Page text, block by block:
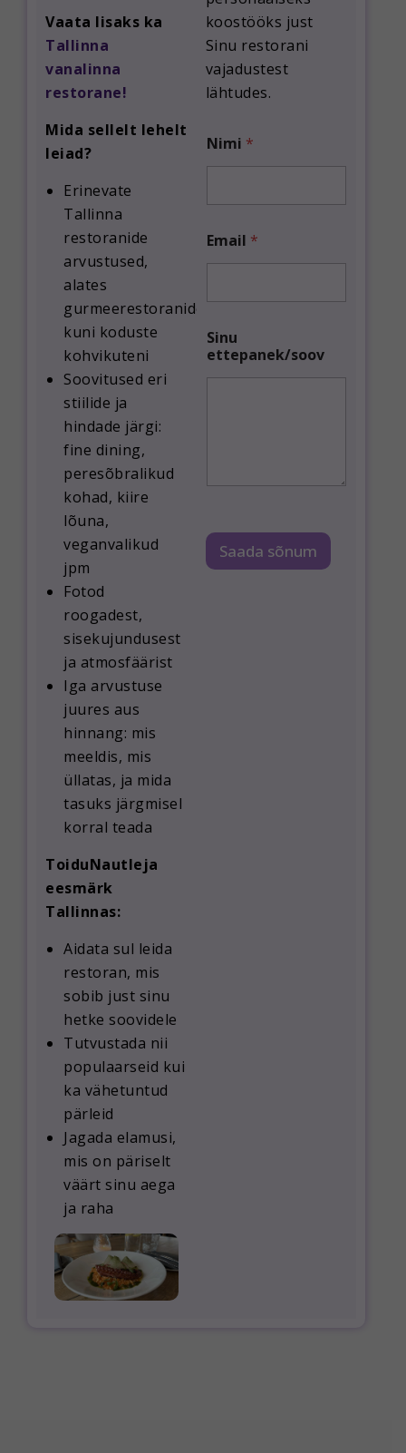
Vaata lisaks ka
Tallinna
vanalinna
restorane!
Mida sellelt lehelt
leiad?
Erinevate
Tallinna
restoranide
arvustused,
alates
gurmeerestoranidest
kuni koduste
kohvikuteni
Soovitused eri
stiilide ja
hindade järgi:
fine dining,
peresõbralikud
kohad, kiire
lõuna,
veganvalikud
jpm
Fotod
roogadest,
sisekujundusest
ja atmosfäärist
Iga arvustuse
juures aus
hinnang: mis
meeldis, mis
üllatas, ja mida
tasuks järgmisel
korral teada
ToiduNautleja
eesmärk
Tallinnas:
Aidata sul leida
restoran, mis
sobib just sinu
hetke soovidele
Tutvustada nii
populaarseid kui
ka vähetuntud
pärleid
Jagada elamusi,
mis on päriselt
väärt sinu aega
ja raha
koostööks just
Sinu restorani
vajadustest
lähtudes.
i
m
t
e
p
n
k
/
i
Nimi *
Email *
Sinu
ettepanek/soov
Saada sõnum